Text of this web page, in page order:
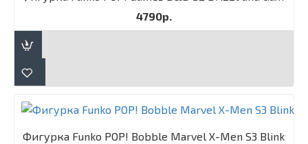
4790р.
Фигурка Funko POP! Bobble Marvel X-Men S3 Blink